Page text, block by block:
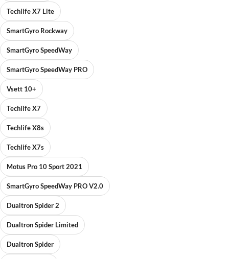
Techlife X7 Lite
SmartGyro Rockway
SmartGyro SpeedWay
SmartGyro SpeedWay PRO
Vsett 10+
Techlife X7
Techlife X8s
Techlife X7s
Motus Pro 10 Sport 2021
SmartGyro SpeedWay PRO V2.0
Dualtron Spider 2
Dualtron Spider Limited
Dualtron Spider